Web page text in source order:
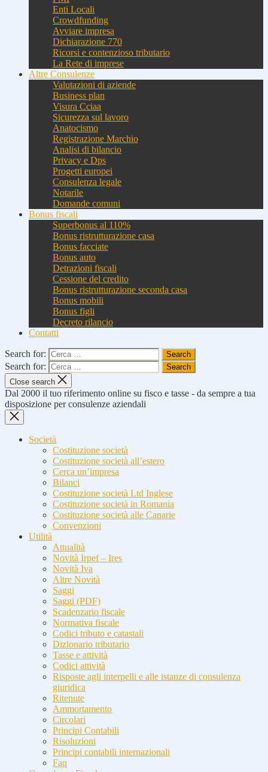
Enti Locali
Crowdfunding
Avviare impresa
Dichiarazione 770
Ricorsi e contenzioso tributario
La Rete di imprese
Altre Consulenze
Valutazioni di aziende
Business plan
Visura Cciaa
Sicurezza sul lavoro
Anatocismo
Registrazione Marchio
Analisi di bilancio
Privacy e Dps
Progetti europei
Consulenza legale
Notarile
Domande comuni
Bonus fiscali
Superbonus al 110%
Bonus ristrutturazione casa
Bonus facciate
Bonus auto
Detrazioni fiscali
Cessione del credito
Bonus ristrutturazione seconda casa
Bonus mobili
Bonus figli
Decreto rilancio
Contatti
Search for:
Search for:
Close search
Dal 2000 il tuo riferimento online su fisco e tasse - da sempre a tua
disposizione per consulenze aziendali
Società
Costituzione società
Costituzione società all’estero
Cerca un’impresa
Bilanci
Costituzione società Ltd Inglese
Costituzione società in Romania
Costituzione società alle Canarie
Convenzioni
Utilità
Attualità
Novità Irpef – Ires
Novità Iva
Altre Novità
Saggi
Saggi (PDF)
Scadenzario fiscale
Normativa fiscale
Codici tributo e catastali
Dizionario tributario
Tasse e attività
Codici attività
Risposte agli interpelli e alle istanze di consulenza
giuridica
Ritenute
Ammortamento
Circolari
Principi Contabili
Risoluzioni
Principi contabili internazionali
Faq